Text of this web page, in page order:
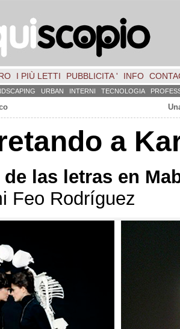
I PIÙ LETTI PUBBLICITA ' INFO
URBAN INTERNI TECNOLOGIA
a
de las letras en
Feo Rodríguez